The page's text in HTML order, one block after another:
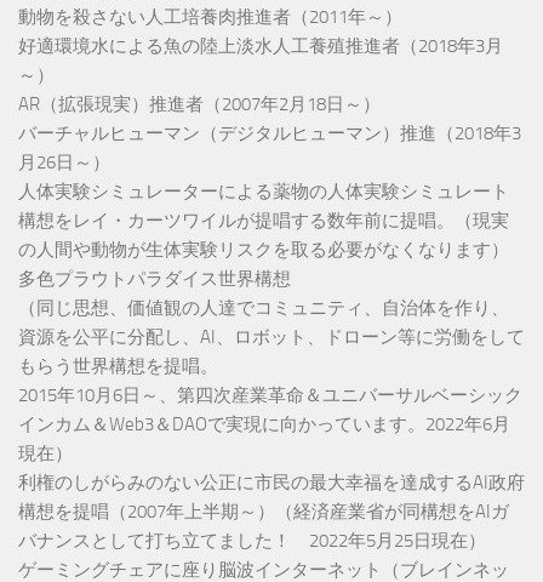
動物を殺さない人工培養肉推進者（2011年～）
好適環境水による魚の陸上淡水人工養殖推進者（2018年3月
～）
AR（拡張現実）推進者（2007年2月18日～）
バーチャルヒューマン（デジタルヒューマン）推進（2018年3
月26日～）
人体実験シミュレーターによる薬物の人体実験シミュレート
構想をレイ・カーツワイルが提唱する数年前に提唱。（現実
の人間や動物が生体実験リスクを取る必要がなくなります）
多色プラウトパラダイス世界構想
（同じ思想、価値観の人達でコミュニティ、自治体を作り、
資源を公平に分配し、AI、ロボット、ドローン等に労働をして
もらう世界構想を提唱。
2015年10月6日～、第四次産業革命＆ユニバーサルベーシック
インカム＆Web3＆DAOで実現に向かっています。2022年6月
現在）
利権のしがらみのない公正に市民の最大幸福を達成するAI政府
構想を提唱（2007年上半期～）（経済産業省が同構想をAIガ
バナンスとして打ち立てました！ 2022年5月25日現在）
ゲーミングチェアに座り脳波インターネット（ブレインネッ